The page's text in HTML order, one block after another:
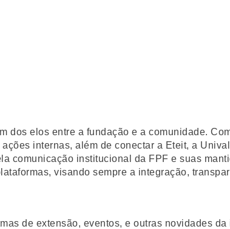
dos elos entre a fundação e a comunidade.
internas, além de conectar a Eteit, a
comunicação institucional da FPF e suas
visando sempre a integração,
de extensão, eventos, e outras novidades da